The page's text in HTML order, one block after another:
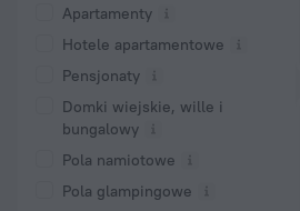
Apartamenty
Hotele apartamentowe
Pensjonaty
Domki wiejskie, wille i
bungalowy
Pola namiotowe
Pola glampingowe